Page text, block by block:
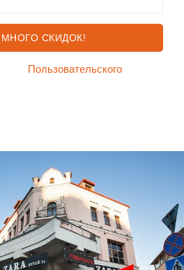
Пользовательского